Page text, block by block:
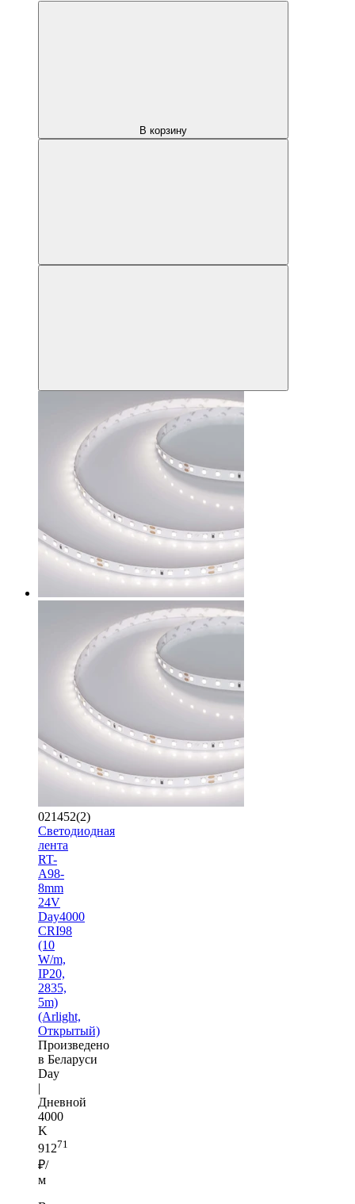
В корзину
021452(2)
Светодиодная
лента
RT-
A98-
8mm
24V
Day4000
CRI98
(10
W/m,
IP20,
2835,
5m)
(Arlight,
Открытый)
Произведено
в Беларуси
Day
|
Дневной
4000
K
91271
₽/
м